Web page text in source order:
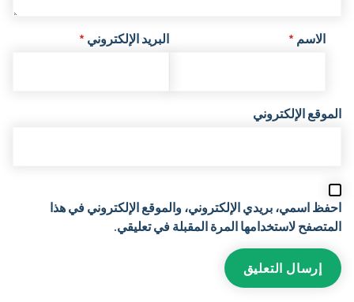
الاسم * البريد الإلكتروني *
الموقع الإلكتروني
احفظ اسمي، بريدي الإلكتروني، والموقع الإلكتروني في هذا
المتصفح لاستخدامها المرة المقبلة في تعليقي.